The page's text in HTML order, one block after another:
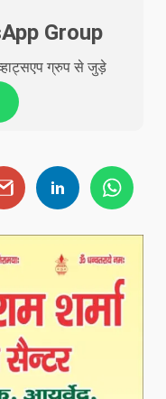
Group
ग्रुप से जुड़े